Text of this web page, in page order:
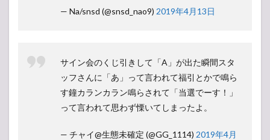
— Na/snsd (@snsd_nao9) 2019年4月13日
サイン会のくじ引きして「A」が出た瞬間スタ
ッフさんに「あ」って言われて福引とかで鳴ら
す鐘カランカラン鳴らされて「当選でーす！」
って言われて思わず慄いてしまったよ。
— チャイ@生態未確定 (@GG_1114) 2019年4月